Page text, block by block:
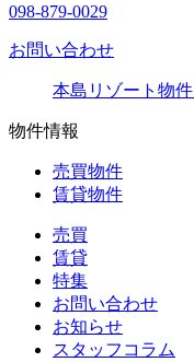
098-879-0029
お問い合わせ
本島リゾート物件
物件情報
売買物件
賃貸物件
売買
賃貸
特集
お問い合わせ
お知らせ
スタッフコラム